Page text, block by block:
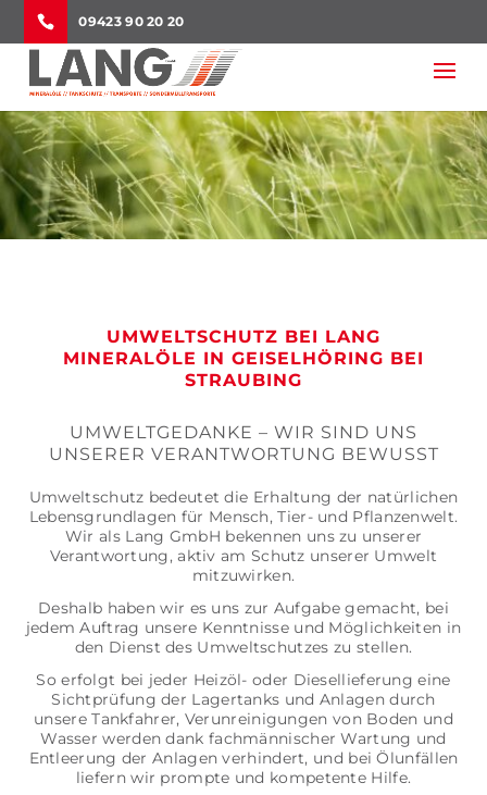
09423 90 20 20
UMWELTSCHUTZ BEI LANG
MINERALÖLE IN GEISELHÖRING BEI
STRAUBING
UMWELTGEDANKE – WIR SIND UNS
UNSERER VERANTWORTUNG BEWUSST
Umweltschutz bedeutet die Erhaltung der natürlichen
Lebensgrundlagen für Mensch, Tier- und Pflanzenwelt.
Wir als Lang GmbH bekennen uns zu unserer
Verantwortung, aktiv am Schutz unserer Umwelt
mitzuwirken.
Deshalb haben wir es uns zur Aufgabe gemacht, bei
jedem Auftrag unsere Kenntnisse und Möglichkeiten in
den Dienst des Umweltschutzes zu stellen.
So erfolgt bei jeder Heizöl- oder Diesellieferung eine
Sichtprüfung der Lagertanks und Anlagen durch
unsere Tankfahrer, Verunreinigungen von Boden und
Wasser werden dank fachmännischer Wartung und
Entleerung der Anlagen verhindert, und bei Ölunfällen
liefern wir prompte und kompetente Hilfe.